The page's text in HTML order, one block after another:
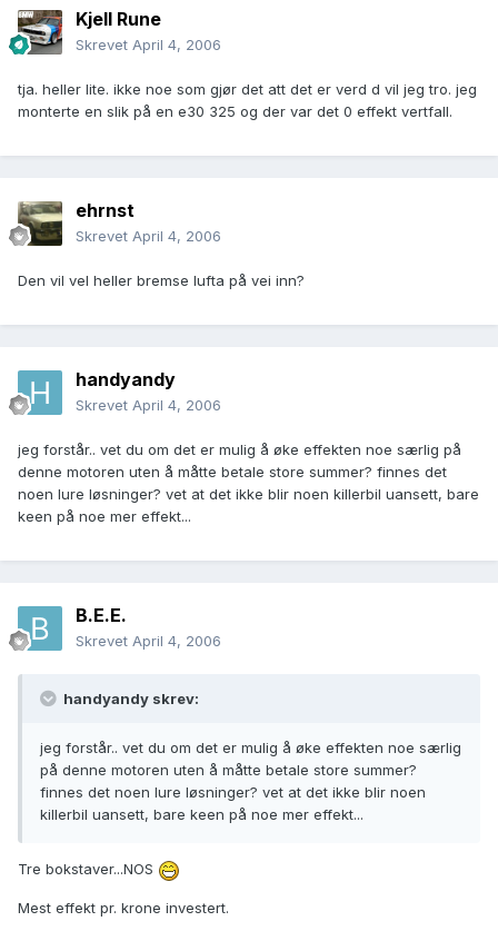
Kjell Rune
Skrevet April 4, 2006
tja. heller lite. ikke noe som gjør det att det er verd d vil jeg tro. jeg
monterte en slik på en e30 325 og der var det 0 effekt vertfall.
ehrnst
Skrevet April 4, 2006
Den vil vel heller bremse lufta på vei inn?
handyandy
Skrevet April 4, 2006
jeg forstår.. vet du om det er mulig å øke effekten noe særlig på
denne motoren uten å måtte betale store summer? finnes det
noen lure løsninger? vet at det ikke blir noen killerbil uansett, bare
keen på noe mer effekt...
B.E.E.
Skrevet April 4, 2006
handyandy skrev:
jeg forstår.. vet du om det er mulig å øke effekten noe særlig
på denne motoren uten å måtte betale store summer?
finnes det noen lure løsninger? vet at det ikke blir noen
killerbil uansett, bare keen på noe mer effekt...
Tre bokstaver...NOS
Mest effekt pr. krone investert.